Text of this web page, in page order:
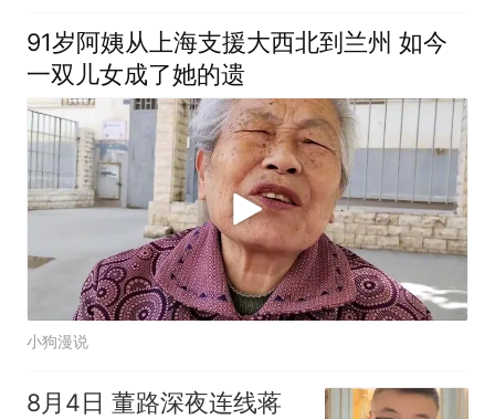
91岁阿姨从上海支援大西北到兰州 如今
一双儿女成了她的遗
小狗漫说
8月4日 董路深夜连线蒋